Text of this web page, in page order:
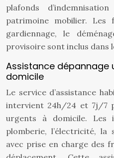
plafonds
patrimoine mobilier. Les
gardiennage, le
provisoire sont inclus dans
Assistance dépannage
domicile
Le service d’assistance
intervient 24h/24 et 7j/7
urgents à domicile. Les
plomberie, l’électricité,
avec prise en charge des